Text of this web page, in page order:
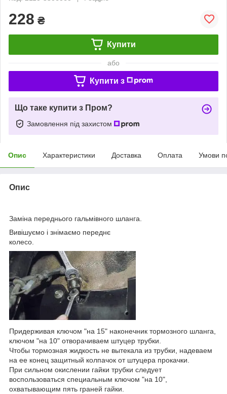
228 ₴
Купити
або
Купити з
Що таке купити з Пром?
Замовлення під захистом
Опис Характеристики Доставка Оплата Умови
Опис
Заміна переднього гальмівного шланга.
Вивішуємо і знімаємо переднє
колесо.
Придерживая ключом "на 15" наконечник тормозного шланга,
ключом "на 10" отворачиваем штуцер трубки.
Чтобы тормозная жидкость не вытекала из трубки, надеваем
на ее конец защитный колпачок от штуцера прокачки.
При сильном окислении гайки трубки следует
воспользоваться специальным ключом "на 10",
охватывающим пять граней гайки.